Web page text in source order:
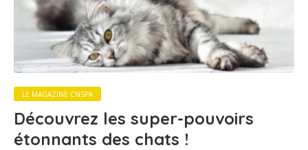
LE MAGAZINE CNSPA
Découvrez les super-pouvoirs
étonnants des chats !